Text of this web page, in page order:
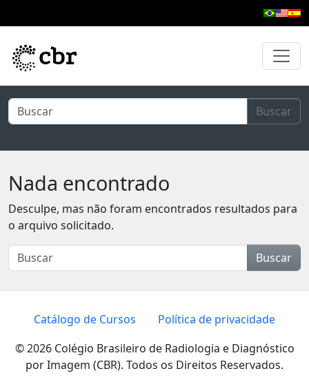
Buscar
Nada encontrado
Desculpe, mas não foram encontrados resultados para
o arquivo solicitado.
Buscar
Catálogo de Cursos
Política de privacidade
© 2026 Colégio Brasileiro de Radiologia e Diagnóstico
por Imagem (CBR). Todos os Direitos Reservados.